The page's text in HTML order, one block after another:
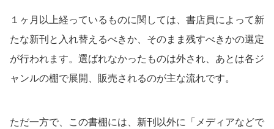
１ヶ月以上経っているものに関しては、書店員によって新
たな新刊と入れ替えるべきか、そのまま残すべきかの選定
が行われます。選ばれなかったものは外され、あとは各ジ
ャンルの棚で展開、販売されるのが主な流れです。
ただ一方で、この書棚には、新刊以外に「メディアなどで